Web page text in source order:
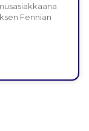
Fennian